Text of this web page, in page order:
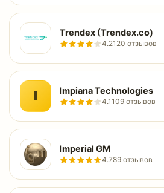
Trendex (Trendex.co)
4.2120 отзывов
I Impiana Technologies
4.1109 отзывов
Imperial GM
4.789 отзывов